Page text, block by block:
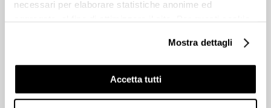
necessari per elaborare statistiche anonime ed
Cookie di profilazione/marketing: sono utilizzati, solo
previo tuo consenso, per esaminare le tue abitudini di
navigazione e mostrarti quindi avvisi pubblicitari mirati, in
linea con le tue preferenze.
Mostra dettagli
Accetta tutti
The natural soul of stone